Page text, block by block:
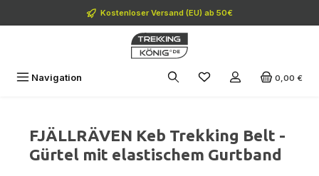
Zum Hauptinhalt springenKostenloser Versand (EU) ab 50€
Navigation 0,00 €
FJÄLLRÄVEN Keb Trekking Belt -
Gürtel mit elastischem Gurtband